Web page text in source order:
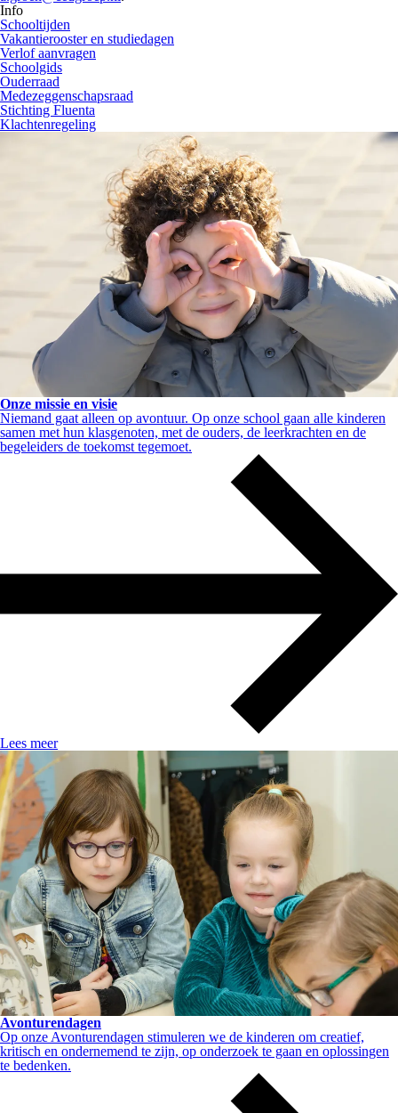
Info
Schooltijden
Vakantierooster en studiedagen
Verlof aanvragen
Schoolgids
Ouderraad
Medezeggenschapsraad
Stichting Fluenta
Klachtenregeling
Onze missie en visie
Niemand gaat alleen op avontuur. Op onze school gaan alle kinderen
samen met hun klasgenoten, met de ouders, de leerkrachten en de
begeleiders de toekomst tegemoet.
Lees meer
Avonturendagen
Op onze Avonturendagen stimuleren we de kinderen om creatief,
kritisch en ondernemend te zijn, op onderzoek te gaan en oplossingen
te bedenken.